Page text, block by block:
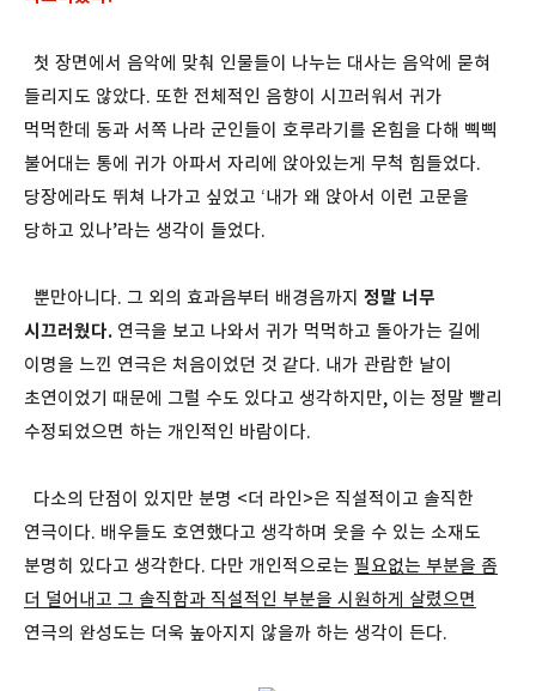
첫 장면에서 음악에 맞춰 인물들이 나누는 대사는 음악에 묻혀
들리지도 않았다. 또한 전체적인 음향이 시끄러워서 귀가
먹먹한데 동과 서쪽 나라 군인들이 호루라기를 온힘을 다해 삑삑
불어대는 통에 귀가 아파서 자리에 앉아있는게 무척 힘들었다.
당장에라도 뛰쳐 나가고 싶었고 ‘내가 왜 앉아서 이런 고문을
당하고 있나’라는 생각이 들었다.
뿐만아니다. 그 외의 효과음부터 배경음까지 정말 너무
시끄러웠다. 연극을 보고 나와서 귀가 먹먹하고 돌아가는 길에
이명을 느낀 연극은 처음이었던 것 같다. 내가 관람한 날이
초연이었기 때문에 그럴 수도 있다고 생각하지만, 이는 정말 빨리
수정되었으면 하는 개인적인 바람이다.
다소의 단점이 있지만 분명 <더 라인>은 직설적이고 솔직한
연극이다. 배우들도 호연했다고 생각하며 웃을 수 있는 소재도
분명히 있다고 생각한다. 다만 개인적으로는 필요없는 부분을 좀
더 덜어내고 그 솔직함과 직설적인 부분을 시원하게 살렸으면
연극의 완성도는 더욱 높아지지 않을까 하는 생각이 든다.